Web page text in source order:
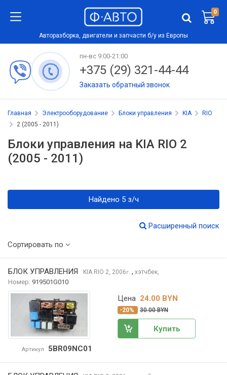
0
Авторазборка, двигатели и запчасти б/у из Европы
пн-вс 9:00-21:00
+375 (29) 321-44-44
Заказать обратный звонок
Главная Электрооборудование Блоки управления KIA
RIO
2 (2005 - 2011)
Блоки управления на KIA RIO 2
(2005 - 2011)
Найдено 5 з/ч
Расширенный поиск
Сортировать по
БЛОК УПРАВЛЕНИЯ KIA RIO 2, 2006г. , хэтчбек,
Номер: 919501G010
Артикул 5BR09NC01
Цена 24.00 BYN
-20% 30.00 BYN
Купить